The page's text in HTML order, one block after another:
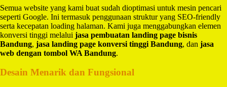
Semua website yang kami buat sudah dioptimasi untuk mesin pencari
seperti Google. Ini termasuk penggunaan struktur yang SEO-friendly
serta kecepatan loading halaman. Kami juga menggabungkan elemen
konversi tinggi melalui jasa pembuatan landing page bisnis
Bandung, jasa landing page konversi tinggi Bandung, dan jasa
web dengan tombol WA Bandung.
Desain Menarik dan Fungsional